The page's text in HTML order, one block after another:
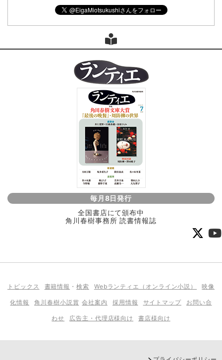
毎月8日発行
全国書店にて頒布中
角川春樹事務所 読書情報誌
トピックス 書籍情報 ・検索 Webランティエ（オンライン小説） 映像
化情報 角川春樹小説賞 会社案内 採用情報 サイトマップ お問い合
わせ 広告主・代理店様向け 書店様向け